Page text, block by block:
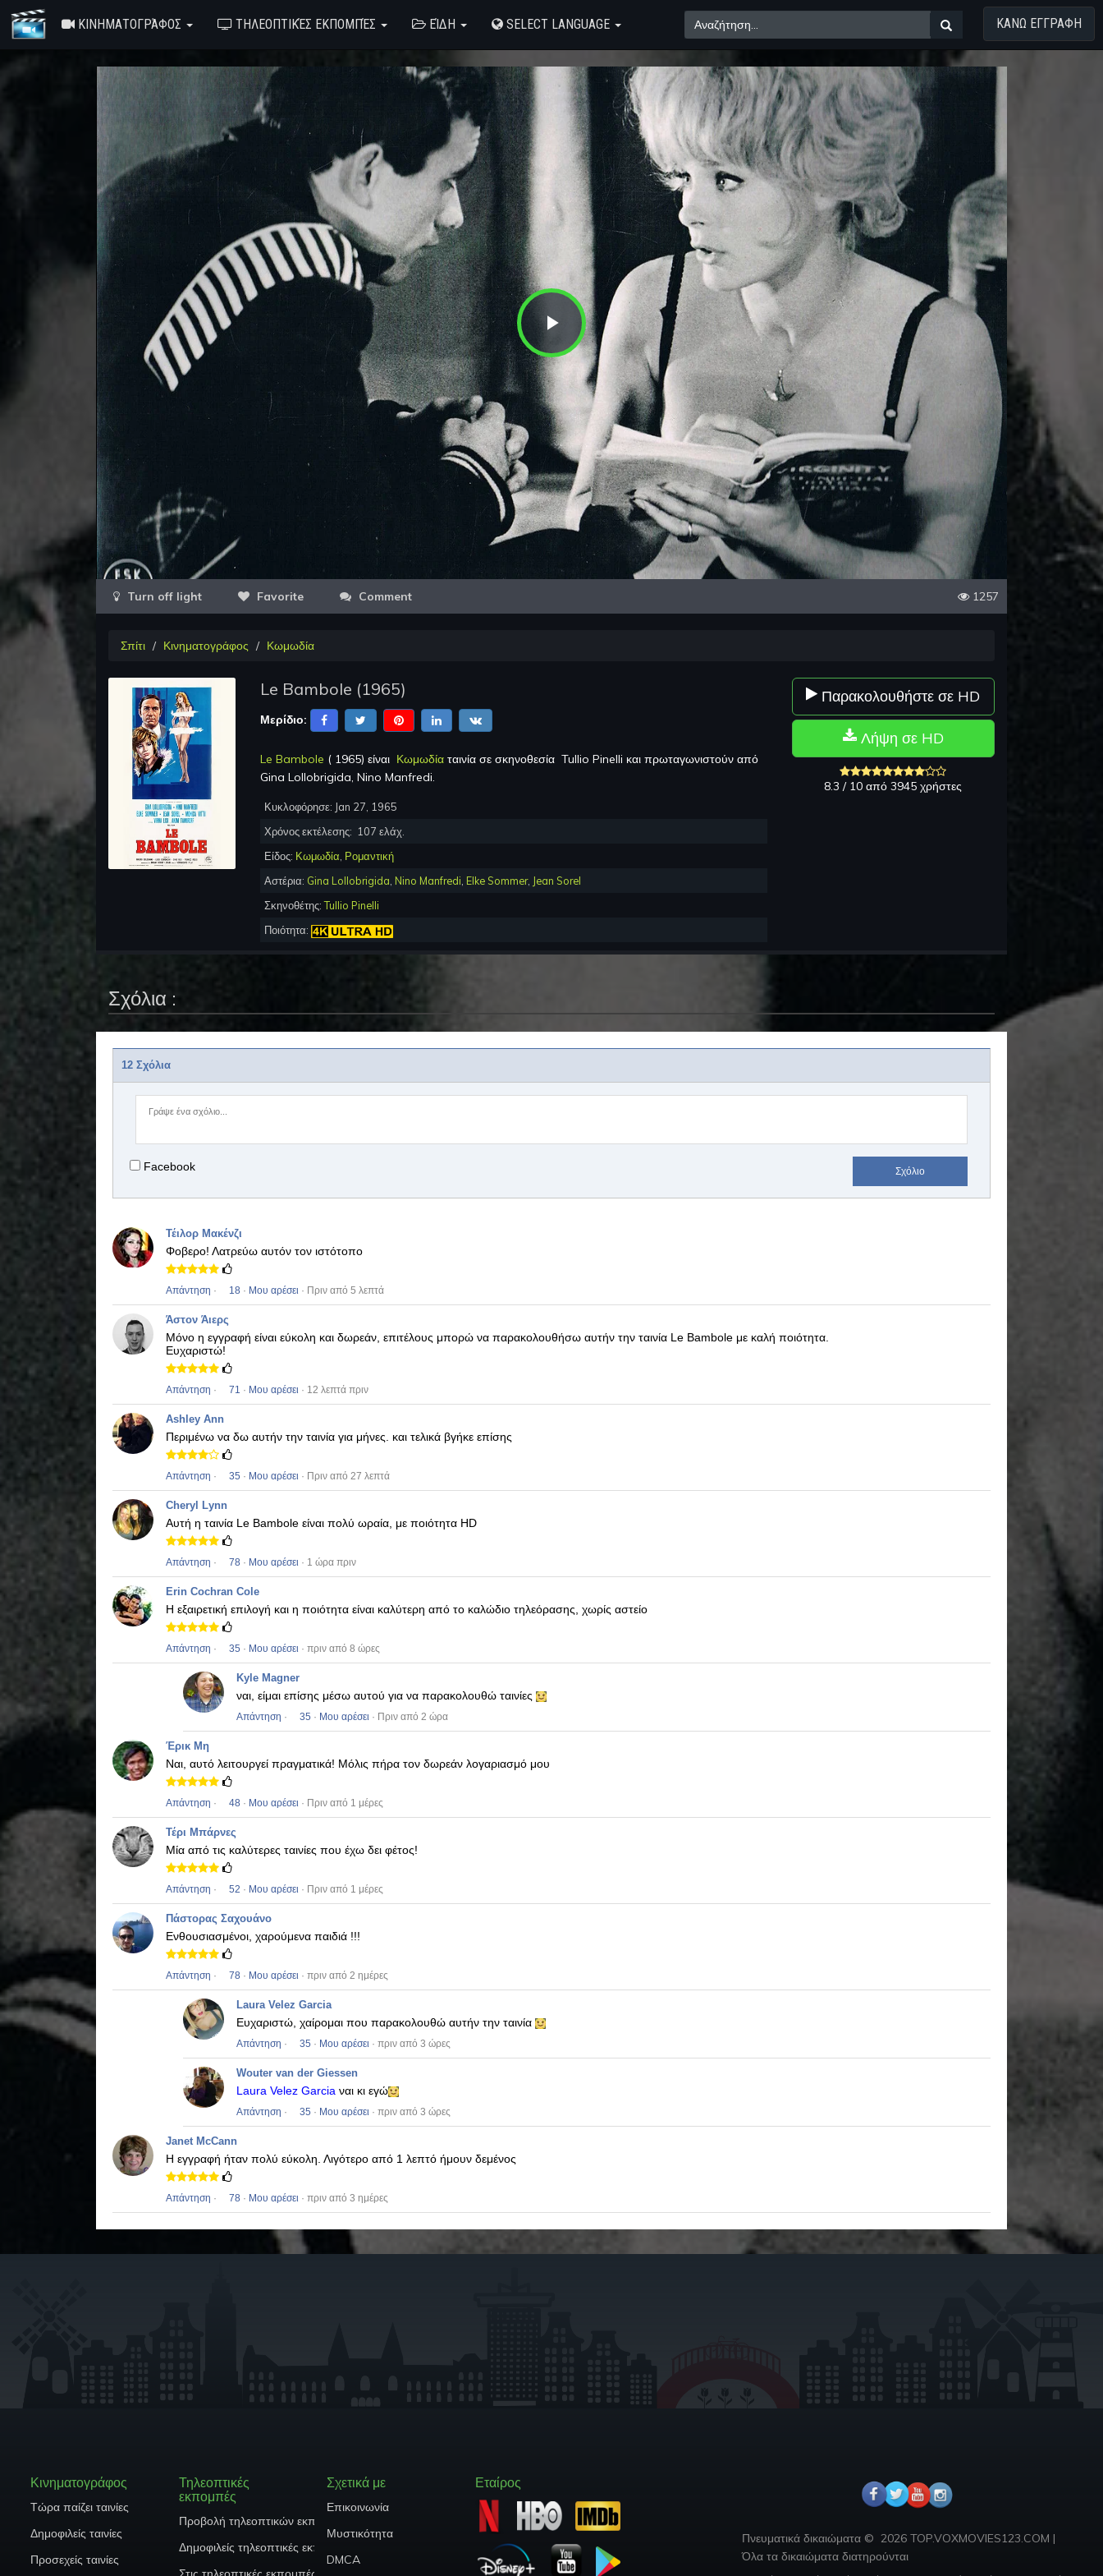
ΚΙΝΗΜΑΤΟΓΡΆΦΟΣ ΤΗΛΕΟΠΤΙΚΈΣ ΕΚΠΟΜΠΈΣ ΕΊΔΗ SELECT LANGUAGE ΚΑΝΩ ΕΓΓΡΑΦΗ
Play
Video
Favorite Comment 1257
Σπίτι Κινηματογράφος Κωμωδία
Le Bambole (1965)
Μερίδιο:
Le Bambole ( 1965) είναι Κωμωδία ταινία σε σκηνοθεσία Tullio Pinelli και πρωταγωνιστούν από
Gina Lollobrigida, Nino Manfredi.
Κυκλοφόρησε: Jan 27, 1965
Χρόνος εκτέλεσης: 107 ελάχ.
Είδος: Κωμωδία, Ρομαντική
Αστέρια: Gina Lollobrigida, Nino Manfredi, Elke Sommer, Jean Sorel
Σκηνοθέτης:Tullio Pinelli
Ποιότητα:
Παρακολουθήστε σε HD
Λήψη σε HD
8.3 / 10 από 3945 χρήστες
Σχόλια :
12 Σχόλια
Facebook Σχόλιο
Τέιλορ Μακένζι
Φοβερο! Λατρεύω αυτόν τον ιστότοπο
Απάντηση · 18 · Μου αρέσει · Πριν από 5 λεπτά
Άστον Άιερς
Μόνο η εγγραφή είναι εύκολη και δωρεάν, επιτέλους μπορώ να παρακολουθήσω αυτήν την ταινία Le Bambole με καλή ποιότητα.
Ευχαριστώ!
Απάντηση · 71 · Μου αρέσει · 12 λεπτά πριν
Ashley Ann
Περιμένω να δω αυτήν την ταινία για μήνες. και τελικά βγήκε επίσης
Απάντηση · 35 · Μου αρέσει · Πριν από 27 λεπτά
Cheryl Lynn
Αυτή η ταινία Le Bambole είναι πολύ ωραία, με ποιότητα HD
Απάντηση · 78 · Μου αρέσει · 1 ώρα πριν
Erin Cochran Cole
Η εξαιρετική επιλογή και η ποιότητα είναι καλύτερη από το καλώδιο τηλεόρασης, χωρίς αστείο
Απάντηση · 35 · Μου αρέσει · πριν από 8 ώρες
Kyle Magner
ναι, είμαι επίσης μέσω αυτού για να παρακολουθώ ταινίες
Απάντηση · 35 · Μου αρέσει · Πριν από 2 ώρα
Έρικ Μη
Ναι, αυτό λειτουργεί πραγματικά! Μόλις πήρα τον δωρεάν λογαριασμό μου
Απάντηση · 48 · Μου αρέσει · Πριν από 1 μέρες
Τέρι Μπάρνες
Μία από τις καλύτερες ταινίες που έχω δει φέτος!
Απάντηση · 52 · Μου αρέσει · Πριν από 1 μέρες
Πάστορας Σαχουάνο
Ενθουσιασμένοι, χαρούμενα παιδιά !!!
Απάντηση · 78 · Μου αρέσει · πριν από 2 ημέρες
Laura Velez Garcia
Ευχαριστώ, χαίρομαι που παρακολουθώ αυτήν την ταινία
Απάντηση · 35 · Μου αρέσει · πριν από 3 ώρες
Wouter van der Giessen
Laura Velez Garcia ναι κι εγώ
Απάντηση · 35 · Μου αρέσει · πριν από 3 ώρες
Janet McCann
Η εγγραφή ήταν πολύ εύκολη. Λιγότερο από 1 λεπτό ήμουν δεμένος
Απάντηση · 78 · Μου αρέσει · πριν από 3 ημέρες
Κινηματογράφος
Τώρα παίζει ταινίες
Δημοφιλείς ταινίες
Προσεχείς ταινίες
Τηλεοπτικές
εκπομπές
Προβολή τηλεοπτικών εκπομπών
Δημοφιλείς τηλεοπτικές εκπομπές
Σχετικά με
Επικοινωνία
Μυστικότητα
DMCA
Εταίρος
Πνευματικά δικαιώματα © 2026 TOP.VOXMOVIES123.COM |
Όλα τα δικαιώματα διατηρούνται